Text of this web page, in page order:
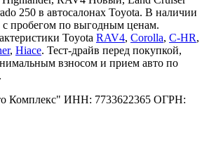
250 в автосалонах Toyota. В наличии
с пробегом по выгодным ценам.
Toyota RAV4, Corolla, C-HR,
, Hiace. Тест-драйв перед покупкой,
взносом и прием авто по
ИНН: 7733622365 ОГРН: